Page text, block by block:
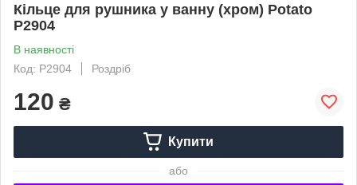
Кільце для рушника у ванну (хром) Potato
P2904
В наявності
Код: P2904
Роздріб
120 ₴
Купити
або